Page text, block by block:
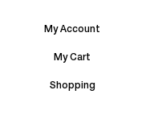
My Account
My Cart
Shopping